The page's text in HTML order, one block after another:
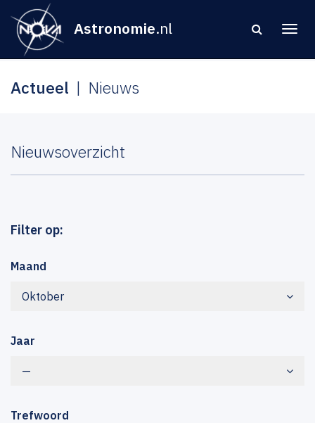
Astronomie.nl
Actueel Nieuws
Nieuwsoverzicht
Filter op:
Maand
Oktober
Jaar
—
Trefwoord